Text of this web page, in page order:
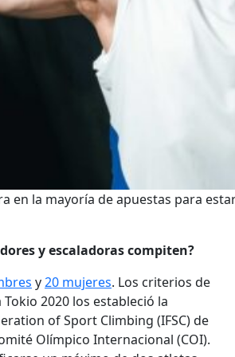
en la mayoría de apuestas para
y escaladoras compiten?
y20 mujeres. Los criterios de
2020 los estableció la
of Sport Climbing (IFSC) de
Olímpico Internacional (COI).